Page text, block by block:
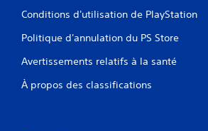
Conditions d'utilisation de PlayStation
Politique d'annulation du PS Store
Avertissements relatifs à la santé
À propos des classifications